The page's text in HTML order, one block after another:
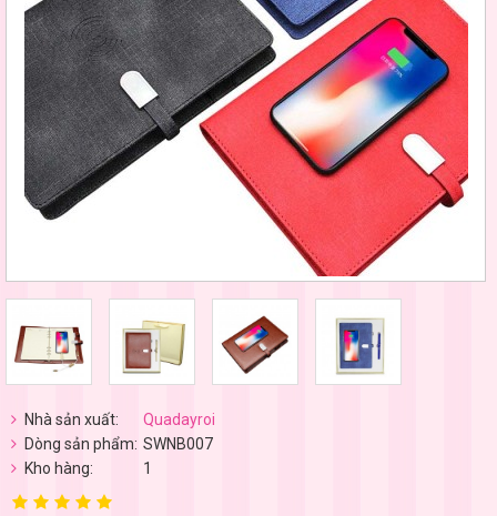
Nhà sản xuất:
Quadayroi
Dòng sản phẩm: SWNB007
Kho hàng:
1